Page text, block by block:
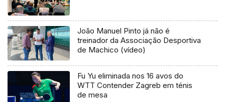
João Manuel Pinto já não é
treinador da Associação Desportiva
de Machico (vídeo)
Fu Yu eliminada nos 16 avos do
WTT Contender Zagreb em ténis
de mesa